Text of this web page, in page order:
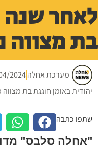
לאחר שנה
בת מצווה
מערכת אחלה2024
יהודית באומן חוגגת בת
שתפו כתבה
"אחלה סלבס"